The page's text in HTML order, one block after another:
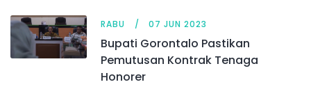
RABU 07 JUN 2023
Bupati Gorontalo Pastikan
Pemutusan Kontrak Tenaga
Honorer